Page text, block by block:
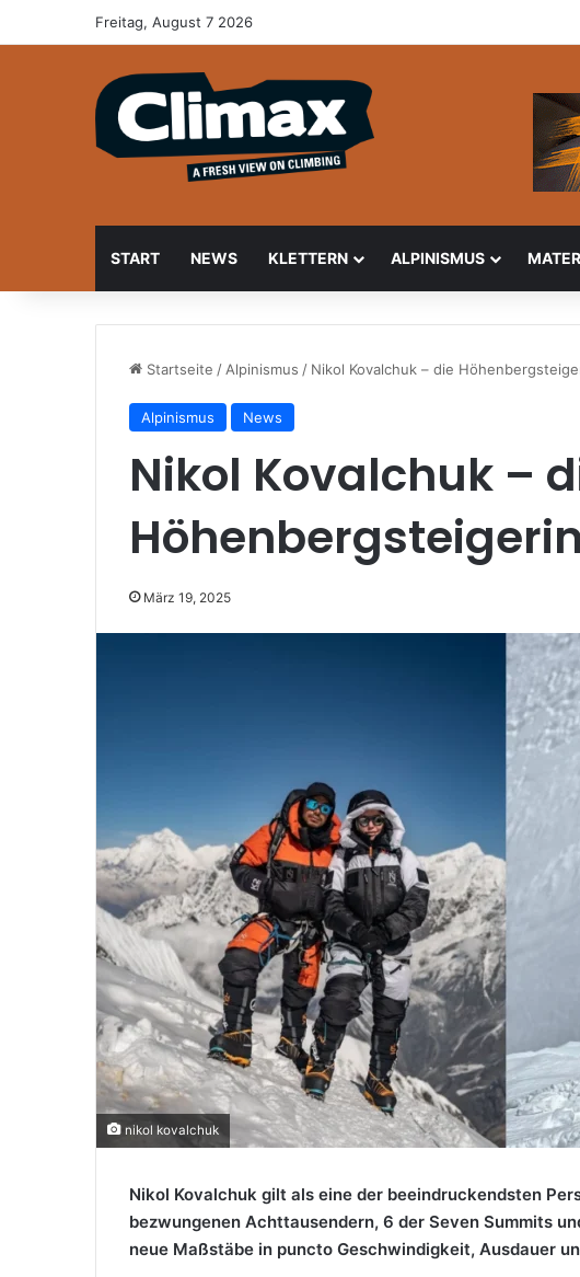
Freitag, August 7 2026
START NEWS KLETTERN ALPINISMUS
Startseite / Alpinismus / Nikol Kovalchuk – die
Alpinismus News
Nikol Kovalchuk –
März 19, 2025
nikol kovalchuk
Nikol Kovalchuk gilt als eine der beeindruckendsten
bezwungenen Achttausendern, 6 der Seven Summits
neue Maßstäbe in puncto Geschwindigkeit, Ausdauer